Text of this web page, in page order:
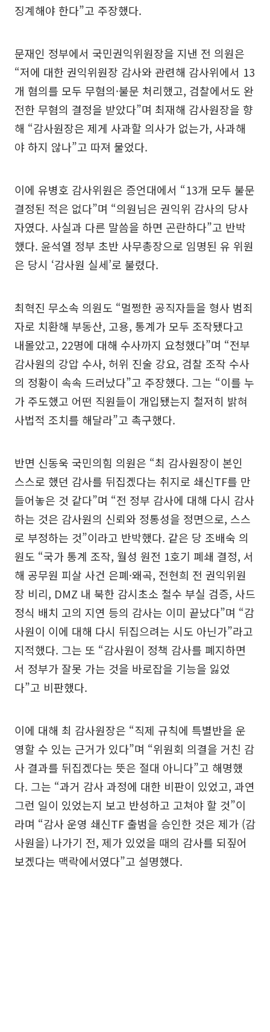
징계해야 한다”고 주장했다.
문재인 정부에서 국민권익위원장을 지낸 전 의원은
“저에 대한 권익위원장 감사와 관련해 감사위에서 13
개 혐의를 모두 무혐의·불문 처리했고, 검찰에서도 완
전한 무혐의 결정을 받았다”며 최재해 감사원장을 향
해 “감사원장은 제게 사과할 의사가 없는가, 사과해
야 하지 않나”고 따져 물었다.
이에 유병호 감사위원은 증언대에서 “13개 모두 불문
결정된 적은 없다”며 “의원님은 권익위 감사의 당사
자였다. 사실과 다른 말씀을 하면 곤란하다”고 반박
했다. 윤석열 정부 초반 사무총장으로 임명된 유 위원
은 당시 ‘감사원 실세’로 불렸다.
최혁진 무소속 의원도 “멀쩡한 공직자들을 형사 범죄
자로 치환해 부동산, 고용, 통계가 모두 조작됐다고
내몰았고, 22명에 대해 수사까지 요청했다”며 “전부
감사원의 강압 수사, 허위 진술 강요, 검찰 조작 수사
의 정황이 속속 드러났다”고 주장했다. 그는 “이를 누
가 주도했고 어떤 직원들이 개입됐는지 철저히 밝혀
사법적 조치를 해달라”고 촉구했다.
반면 신동욱 국민의힘 의원은 “최 감사원장이 본인
스스로 했던 감사를 뒤집겠다는 취지로 쇄신TF를 만
들어놓은 것 같다”며 “전 정부 감사에 대해 다시 감사
하는 것은 감사원의 신뢰와 정통성을 정면으로, 스스
로 부정하는 것”이라고 반박했다. 같은 당 조배숙 의
원도 “국가 통계 조작, 월성 원전 1호기 폐쇄 결정, 서
해 공무원 피살 사건 은폐·왜곡, 전현희 전 권익위원
장 비리, DMZ 내 북한 감시초소 철수 부실 검증, 사드
정식 배치 고의 지연 등의 감사는 이미 끝났다”며 “감
사원이 이에 대해 다시 뒤집으려는 시도 아닌가”라고
지적했다. 그는 또 “감사원이 정책 감사를 폐지하면
서 정부가 잘못 가는 것을 바로잡을 기능을 잃었
다”고 비판했다.
이에 대해 최 감사원장은 “직제 규칙에 특별반을 운
영할 수 있는 근거가 있다”며 “위원회 의결을 거친 감
사 결과를 뒤집겠다는 뜻은 절대 아니다”고 해명했
다. 그는 “과거 감사 과정에 대한 비판이 있었고, 과연
그런 일이 있었는지 보고 반성하고 고쳐야 할 것”이
라며 “감사 운영 쇄신TF 출범을 승인한 것은 제가 (감
사원을) 나가기 전, 제가 있었을 때의 감사를 되짚어
보겠다는 맥락에서였다”고 설명했다.